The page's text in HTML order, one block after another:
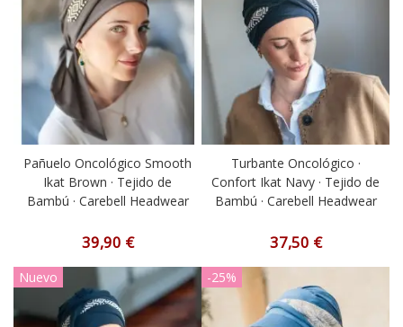
Pañuelo Oncológico Smooth
Ikat Brown · Tejido de
Bambú · Carebell Headwear
39,90 €
Turbante Oncológico ·
Confort Ikat Navy · Tejido de
Bambú · Carebell Headwear
37,50 €
Nuevo -25%